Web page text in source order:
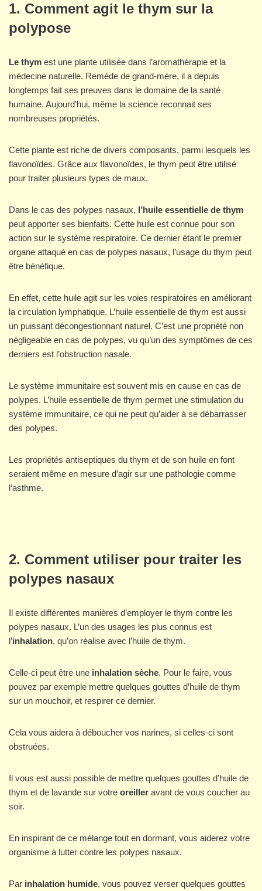
1. Comment agit le thym sur la
polypose
Le thym est une plante utilisée dans l’aromathérapie et la
médecine naturelle. Remède de grand-mère, il a depuis
longtemps fait ses preuves dans le domaine de la santé
humaine. Aujourd’hui, même la science reconnait ses
nombreuses propriétés.
Cette plante est riche de divers composants, parmi lesquels les
flavonoïdes. Grâce aux flavonoïdes, le thym peut être utilisé
pour traiter plusieurs types de maux.
Dans le cas des polypes nasaux, l’huile essentielle de thym
peut apporter ses bienfaits. Cette huile est connue pour son
action sur le système respiratoire. Ce dernier étant le premier
organe attaqué en cas de polypes nasaux, l’usage du thym peut
être bénéfique.
En effet, cette huile agit sur les voies respiratoires en améliorant
la circulation lymphatique. L’huile essentielle de thym est aussi
un puissant décongestionnant naturel. C’est une propriété non
négligeable en cas de polypes, vu qu’un des symptômes de ces
derniers est l’obstruction nasale.
Le système immunitaire est souvent mis en cause en cas de
polypes. L’huile essentielle de thym permet une stimulation du
système immunitaire, ce qui ne peut qu’aider à se débarrasser
des polypes.
Les propriétés antiseptiques du thym et de son huile en font
seraient même en mesure d’agir sur une pathologie comme
l’asthme.
2. Comment utiliser pour traiter les
polypes nasaux
Il existe différentes manières d’employer le thym contre les
polypes nasaux. L’un des usages les plus connus est
l’inhalation, qu’on réalise avec l’huile de thym.
Celle-ci peut être une inhalation sèche. Pour le faire, vous
pouvez par exemple mettre quelques gouttes d’huile de thym
sur un mouchoir, et respirer ce dernier.
Cela vous aidera à déboucher vos narines, si celles-ci sont
obstruées.
Il vous est aussi possible de mettre quelques gouttes d’huile de
thym et de lavande sur votre oreiller avant de vous coucher au
soir.
En inspirant de ce mélange tout en dormant, vous aiderez votre
organisme à lutter contre les polypes nasaux.
Par inhalation humide, vous pouvez verser quelques gouttes